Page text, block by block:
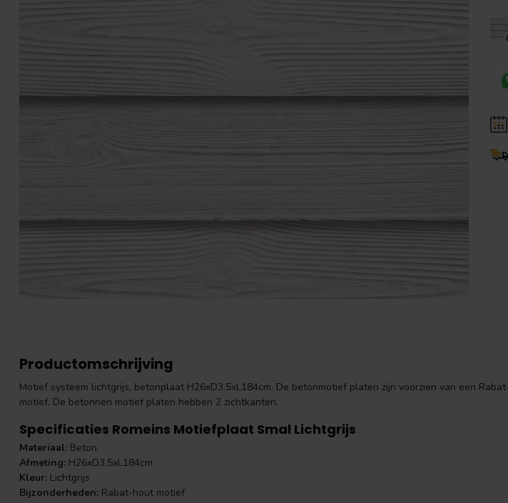
Productomschrijving
Motief systeem lichtgrijs, betonplaat H26xD3.5xL184cm. De betonmotief platen zijn voorzien van een
motief. De betonnen motief platen hebben 2 zichtkanten.
Specificaties Romeins Motiefplaat Smal Lichtgrijs
Materiaal: Beton
Afmeting: H26xD3.5xL184cm
Kleur: Lichtgrijs
Bijzonderheden: Rabat-hout motief